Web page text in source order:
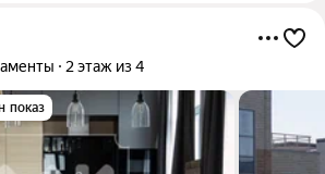
2 этаж из 4
показ